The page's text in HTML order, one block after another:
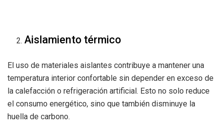
Aislamiento térmico
El uso de materiales aislantes contribuye a mantener una
temperatura interior confortable sin depender en exceso de
la calefacción o refrigeración artificial. Esto no solo reduce
el consumo energético, sino que también disminuye la
huella de carbono.